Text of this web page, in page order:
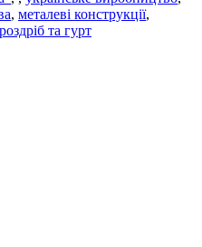
, металеві конструкції,
роздріб та гурт